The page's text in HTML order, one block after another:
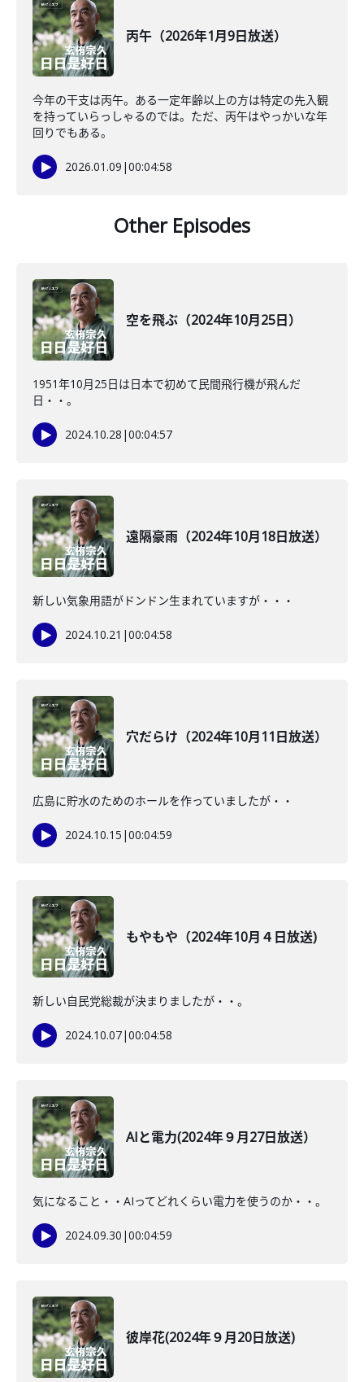
丙午（2026年1月9日放送）
今年の干支は丙午。ある一定年齢以上の方は特定の先入観
を持っていらっしゃるのでは。ただ、丙午はやっかいな年
回りでもある。
2026.01.09 |00:04:58
Other Episodes
空を飛ぶ（2024年10月25日）
1951年10月25日は日本で初めて民間飛行機が飛んだ
日・・。
2024.10.28 |00:04:57
遠隔豪雨（2024年10月18日放送）
新しい気象用語がドンドン生まれていますが・・・
2024.10.21 |00:04:58
穴だらけ（2024年10月11日放送）
広島に貯水のためのホールを作っていましたが・・
2024.10.15 |00:04:59
もやもや（2024年10月４日放送)
新しい自民党総裁が決まりましたが・・。
2024.10.07|00:04:58
AIと電力(2024年９月27日放送）
気になること・・AIってどれくらい電力を使うのか・・。
2024.09.30 |00:04:59
彼岸花(2024年９月20日放送)